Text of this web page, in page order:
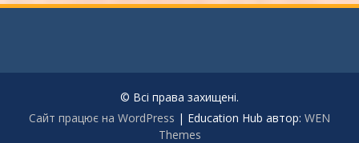
© Всі права захищені.
Сайт працює на WordPress | Education Hub автор: WEN
Themes